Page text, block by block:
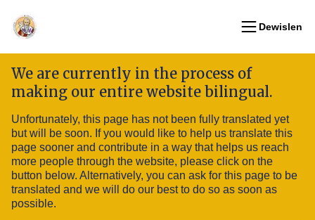
Dewislen
We are currently in the process of
making our entire website bilingual.
Unfortunately, this page has not been fully translated yet
but will be soon. If you would like to help us translate this
page sooner and contribute in a way that helps us reach
more people through the website, please click on the
button below. Alternatively, you can ask for this page to be
translated and we will do our best to do so as soon as
possible.